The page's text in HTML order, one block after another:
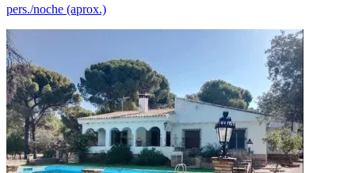
pers./noche (aprox.)